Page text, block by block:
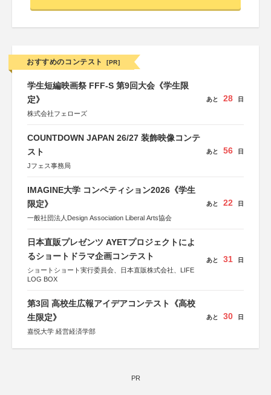
おすすめのコンテスト [PR]
学生短編映画祭 FFF-S 第9回大会《学生限
定》
株式会社フェローズ
あと 28 日
COUNTDOWN JAPAN 26/27 装飾映像コンテ
スト
Jフェス事務局
あと 56 日
IMAGINE大学 コンペティション2026《学生
限定》
一般社団法人Design Association Liberal Arts協会
あと 22 日
日本直販プレゼンツ AYETプロジェクトによ
るショートドラマ企画コンテスト
ショートショート実行委員会、日本直販株式会社、LIFE
LOG BOX
あと 31 日
第3回 高校生広報アイデアコンテスト《高校
生限定》
嘉悦大学 経営経済学部
あと 30 日
PR